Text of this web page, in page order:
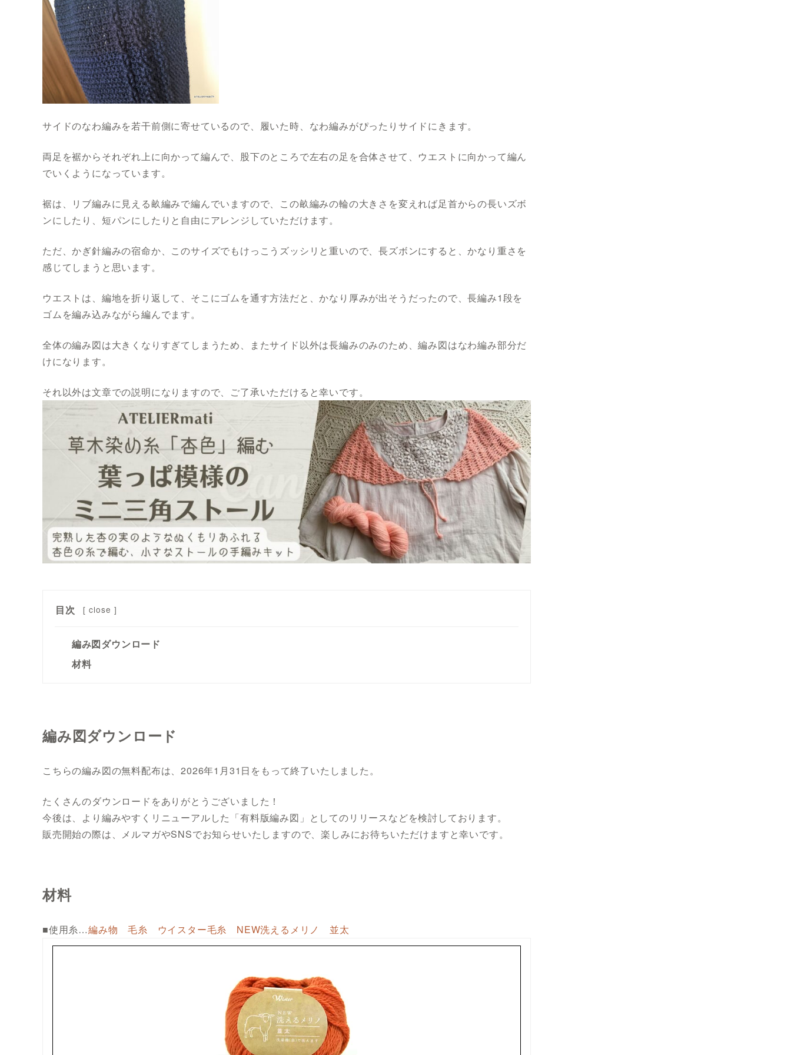
サイドのなわ編みを若干前側に寄せているので、履いた時、なわ編みがぴったりサイドにきます。
両足を裾からそれぞれ上に向かって編んで、股下のところで左右の足を合体させて、ウエストに向かって編ん
でいくようになっています。
裾は、リブ編みに見える畝編みで編んでいますので、この畝編みの輪の大きさを変えれば足首からの長いズボ
ンにしたり、短パンにしたりと自由にアレンジしていただけます。
ただ、かぎ針編みの宿命か、このサイズでもけっこうズッシリと重いので、長ズボンにすると、かなり重さを
感じてしまうと思います。
ウエストは、編地を折り返して、そこにゴムを通す方法だと、かなり厚みが出そうだったので、長編み1段を
ゴムを編み込みながら編んでます。
全体の編み図は大きくなりすぎてしまうため、またサイド以外は長編みのみのため、編み図はなわ編み部分だ
けになります。
それ以外は文章での説明になりますので、ご了承いただけると幸いです。
目次 [ close ]
編み図ダウンロード
材料
編み図ダウンロード
こちらの編み図の無料配布は、2026年1月31日をもって終了いたしました。
たくさんのダウンロードをありがとうございました！
今後は、より編みやすくリニューアルした「有料版編み図」としてのリリースなどを検討しております。
販売開始の際は、メルマガやSNSでお知らせいたしますので、楽しみにお待ちいただけますと幸いです。
材料
■使用糸…編み物 毛糸 ウイスター毛糸 NEW洗えるメリノ 並太